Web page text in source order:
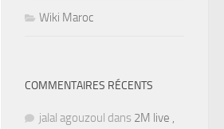
Wiki Maroc
COMMENTAIRES RÉCENTS
jalal agouzoul dans 2M live ,